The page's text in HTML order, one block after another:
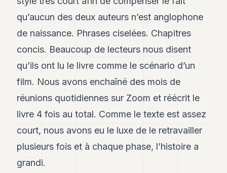
qu’aucun des deux auteurs n’est anglophone
de naissance. Phrases ciselées. Chapitres
concis. Beaucoup de lecteurs nous disent
qu’ils ont lu le livre comme le scénario d’un
film. Nous avons enchaîné des mois de
réunions quotidiennes sur Zoom et réécrit le
livre 4 fois au total. Comme le texte est assez
court, nous avons eu le luxe de le retravailler
plusieurs fois et à chaque phase, l’histoire a
grandi.